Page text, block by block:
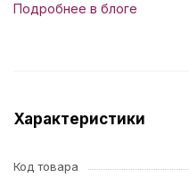
Подробнее в блоге
Характеристики
Код товара